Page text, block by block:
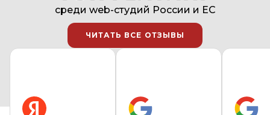
среди web-студий России и EC
ЧИТАТЬ ВСЕ ОТЗЫВЫ
ЧИТАТЬ ВСЕ ОТЗЫВЫ